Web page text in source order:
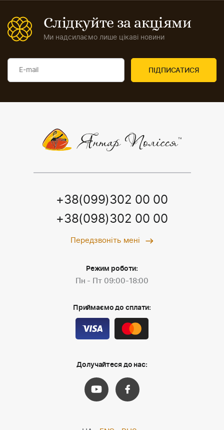
Слідкуйте за акціями
Ми надсилаємо лише цікаві новини
+38(099)302 00 00
+38(098)302 00 00
Передзвоніть мені
Режим роботи:
Пн - Пт 09:00-18:00
Приймаємо до сплати:
Долучайтеся до нас: